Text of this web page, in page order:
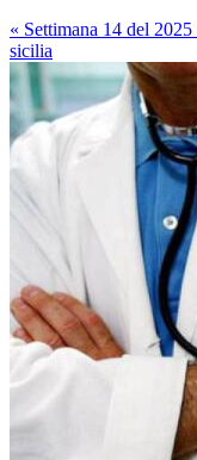
« Settimana 14 del 2025
sicilia